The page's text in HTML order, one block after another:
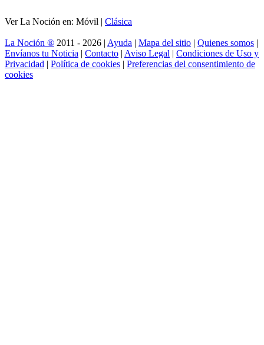
Ver La Noción en: Móvil | Clásica
La Noción ® 2011 - 2026 | Ayuda | Mapa del sitio | Quienes somos |
Envíanos tu Noticia | Contacto | Aviso Legal | Condiciones de Uso y
Privacidad | Política de cookies | Preferencias del consentimiento de
cookies